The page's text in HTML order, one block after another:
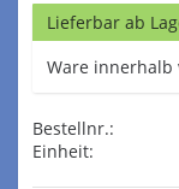
Lieferbar ab
Ware innerhalb
Bestellnr.:
Einheit: